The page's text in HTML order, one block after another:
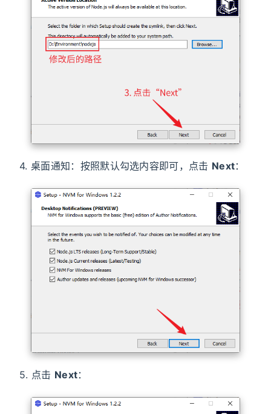
4. 桌面通知：按照默认勾选内容即可，点击 Next：
5. 点击 Next：